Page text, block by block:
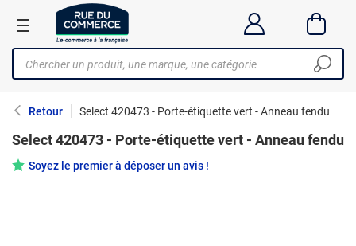
Retour Select 420473 - Porte-étiquette vert - Anneau fendu
Select 420473 - Porte-étiquette vert - Anneau fendu
Soyez le premier à déposer un avis !